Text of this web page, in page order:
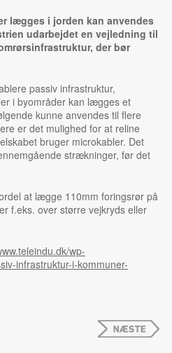
lægges i jorden kan anvendes
udarbejdet en vejledning til
der bør
passiv infrastruktur,
i byområder kan lægges et
kunne anvendes til flere
er det mulighed for at reline
bruger microkabler. Det
strækninger, før det
at lægge 110mm foringsrør på
f.eks. over større vejkryds eller
wp-
infrastruktur-i-kommuner-